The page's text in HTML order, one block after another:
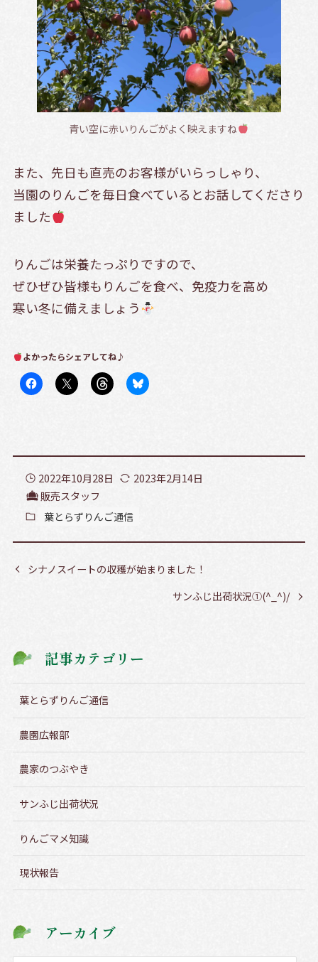
青い空に赤いりんごがよく映えますね
また、先日も直売のお客様がいらっしゃり、
当園のりんごを毎日食べているとお話してくださり
ました
りんごは栄養たっぷりですので、
ぜひぜひ皆様もりんごを食べ、免疫力を高め
寒い冬に備えましょう
よかったらシェアしてね♪
2022年10月28日
2023年2月14日
販売スタッフ
葉とらずりんご通信
シナノスイートの収穫が始まりました！
サンふじ出荷状況①(^_^)/
記事カテゴリー
葉とらずりんご通信
農園広報部
農家のつぶやき
サンふじ出荷状況
りんごマメ知識
現状報告
アーカイブ